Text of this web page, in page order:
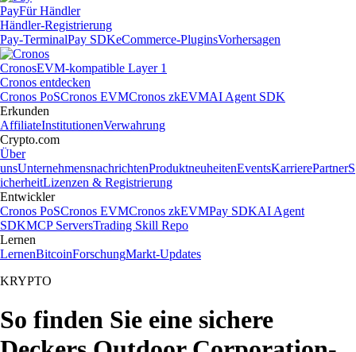
PayFür Händler
Händler-Registrierung
Pay-TerminalPay SDKeCommerce-PluginsVorhersagen
CronosEVM-kompatible Layer 1
Cronos entdecken
Cronos PoSCronos EVMCronos zkEVMAI Agent SDK
Erkunden
AffiliateInstitutionenVerwahrung
Crypto.com
Über
unsUnternehmensnachrichtenProduktneuheitenEventsKarrierePartnerS
icherheitLizenzen & Registrierung
Entwickler
Cronos PoSCronos EVMCronos zkEVMPay SDKAI Agent
SDKMCP ServersTrading Skill Repo
Lernen
LernenBitcoinForschungMarkt-Updates
KRYPTO
So finden Sie eine sichere